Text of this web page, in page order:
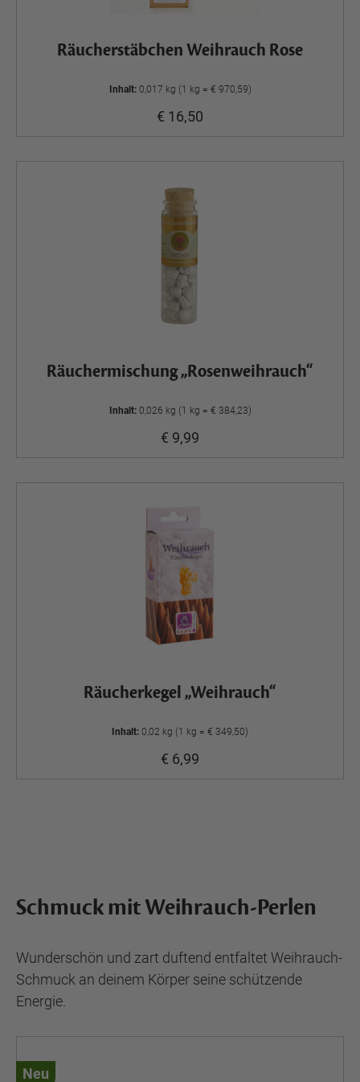
Räucherstäbchen Weihrauch Rose
Inhalt: 0,017 kg (1 kg = € 970,59)
€ 16,50
Räuchermischung „Rosenweihrauch“
Inhalt: 0,026 kg (1 kg = € 384,23)
€ 9,99
Räucherkegel „Weihrauch“
Inhalt: 0,02 kg (1 kg = € 349,50)
€ 6,99
Schmuck mit Weihrauch-Perlen
Wunderschön und zart duftend entfaltet Weihrauch-
Schmuck an deinem Körper seine schützende
Energie.
Neu